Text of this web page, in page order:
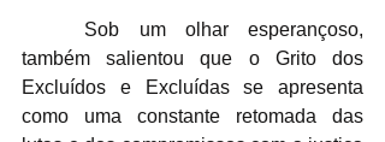
também salientou que o Grito dos
Excluídos e Excluídas se apresenta
como uma constante retomada das